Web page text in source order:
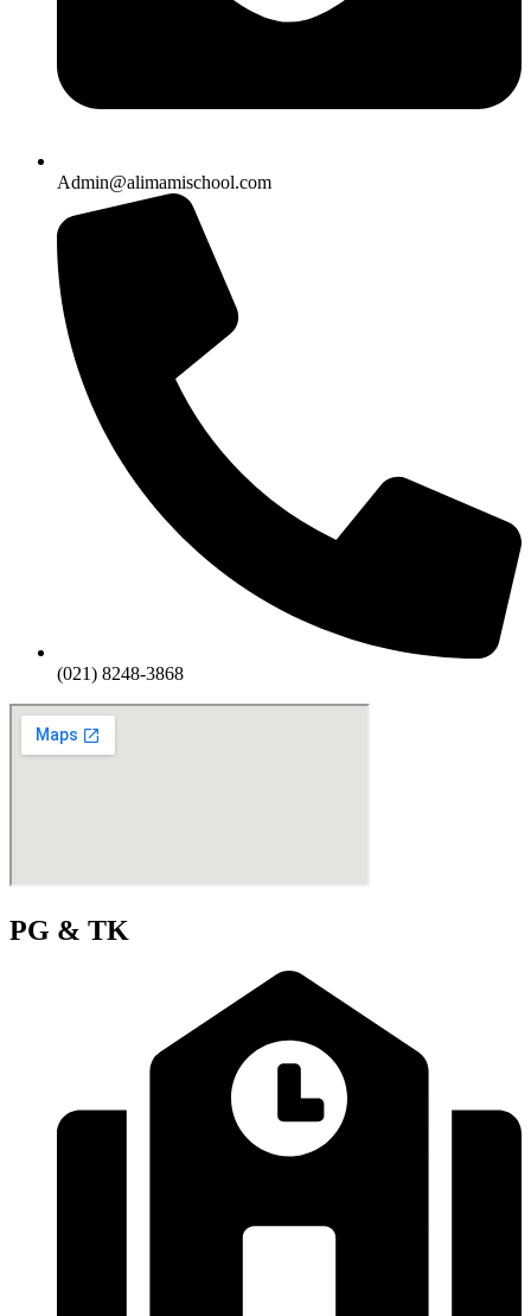
Admin@alimamischool.com
(021) 8248-3868
PG & TK